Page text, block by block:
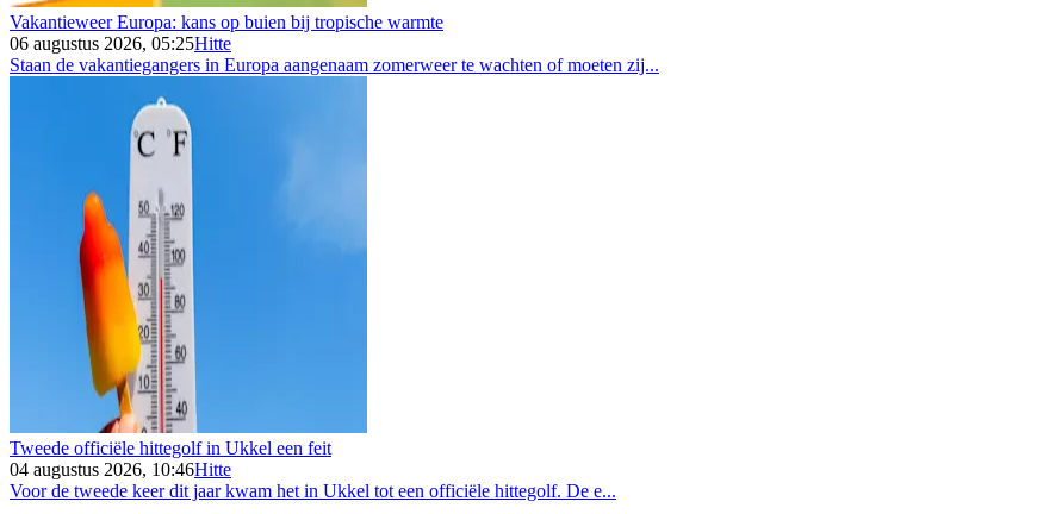
Vakantieweer Europa: kans op buien bij tropische warmte
06 augustus 2026, 05:25Hitte
Staan de vakantiegangers in Europa aangenaam zomerweer te wachten of moeten zij...
Tweede officiële hittegolf in Ukkel een feit
04 augustus 2026, 10:46Hitte
Voor de tweede keer dit jaar kwam het in Ukkel tot een officiële hittegolf. De e...